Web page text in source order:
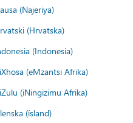
(Najeriya)
(Hrvatska)
(Indonesia)
(eMzantsi Afrika)
(iNingizimu Afrika)
(ísland)